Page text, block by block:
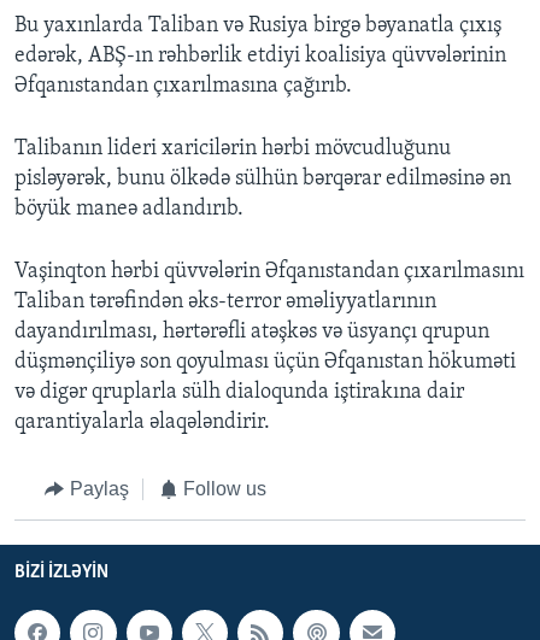
Bu yaxınlarda Taliban və Rusiya birgə bəyanatla çıxış
edərək, ABŞ-ın rəhbərlik etdiyi koalisiya qüvvələrinin
Əfqanıstandan çıxarılmasına çağırıb.
Talibanın lideri xaricilərin hərbi mövcudluğunu
pisləyərək, bunu ölkədə sülhün bərqərar edilməsinə ən
böyük maneə adlandırıb.
Vaşinqton hərbi qüvvələrin Əfqanıstandan çıxarılmasını
Taliban tərəfindən əks-terror əməliyyatlarının
dayandırılması, hərtərəfli atəşkəs və üsyançı qrupun
düşmənçiliyə son qoyulması üçün Əfqanıstan hökuməti
və digər qruplarla sülh dialoqunda iştirakına dair
qarantiyalarla əlaqələndirir.
Paylaş Follow us
BIZI IZLƏYIN